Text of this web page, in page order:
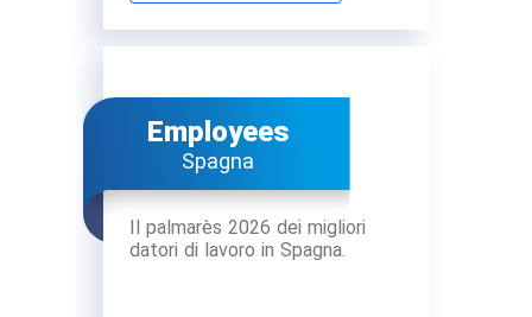
Employees
Spagna
Il palmarès 2026 dei migliori
datori di lavoro in Spagna.